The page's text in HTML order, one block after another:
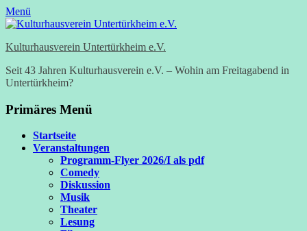
Menü
Kulturhausverein Untertürkheim e.V.
Seit 43 Jahren Kulturhausverein e.V. – Wohin am Freitagabend in
Untertürkheim?
Primäres Menü
Zum
Inhalt
Startseite
Veranstaltungen
Programm-Flyer 2026/I als pdf
Comedy
Diskussion
Musik
Theater
Lesung